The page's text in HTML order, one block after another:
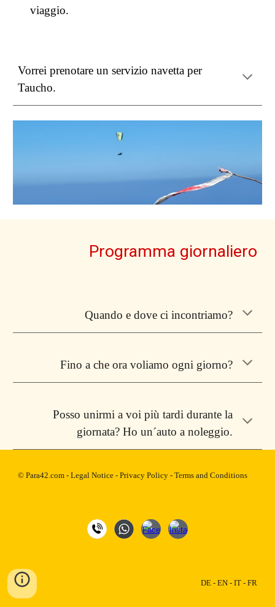
viaggio.
Vorrei prenotare un servizio navetta per
Taucho.
Programma giornaliero
Quando e dove ci incontriamo?
Fino a che ora voliamo ogni giorno?
Posso unirmi a voi più tardi durante la
giornata? Ho un´auto a noleggio.
© Para42.com -Legal Notice -Privacy Policy -Terms and Conditions
DE- EN- IT- FR